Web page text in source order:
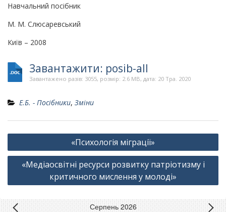
Навчальний посібник
М. М. Слюсаревський
Київ – 2008
Завантажити: posib-all
Завантажено разів: 3055, розмір: 2.6 MB, дата: 20 Тра. 2020
Е.Б. - Посібники, Зміни
Навігація
записів
«Психологія міграції»
«Медіаосвітні ресурси розвитку патріотизму і
критичного мислення у молоді»
Серпень 2026